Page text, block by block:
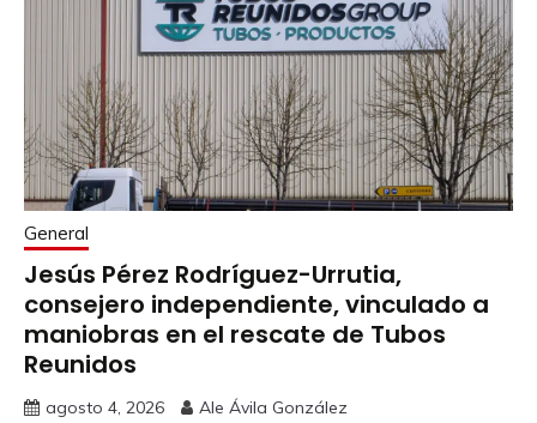
General
Jesús Pérez Rodríguez-Urrutia,
consejero independiente, vinculado a
maniobras en el rescate de Tubos
Reunidos
agosto 4, 2026 Ale Ávila González